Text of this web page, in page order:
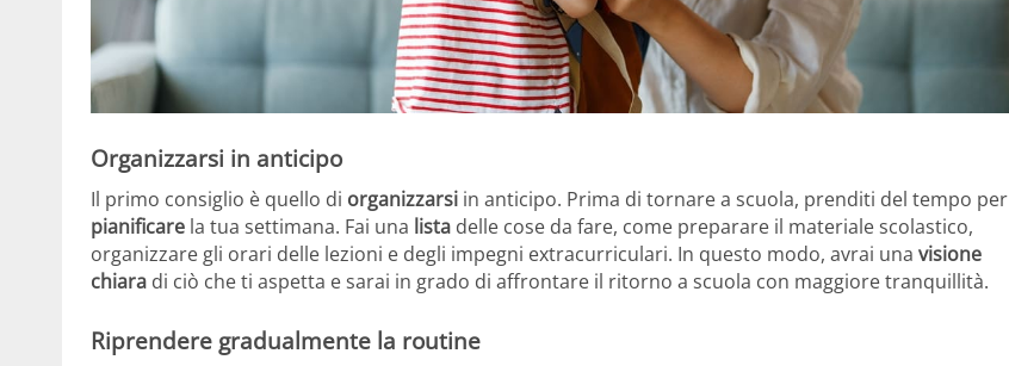
Organizzarsi in anticipo
Il primo consiglio è quello di organizzarsi in anticipo. Prima di tornare a scuola, prenditi del tempo per
pianificare la tua settimana. Fai una lista delle cose da fare, come preparare il materiale scolastico,
organizzare gli orari delle lezioni e degli impegni extracurriculari. In questo modo, avrai una visione
chiara di ciò che ti aspetta e sarai in grado di affrontare il ritorno a scuola con maggiore tranquillità.
Riprendere gradualmente la routine